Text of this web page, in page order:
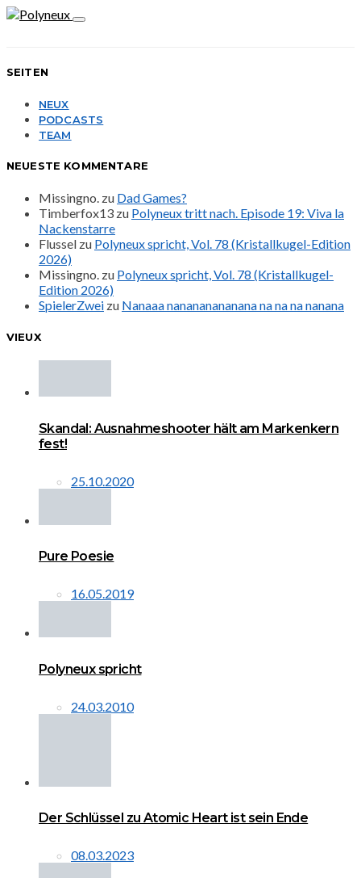
SEITEN
NEUX
PODCASTS
TEAM
NEUESTE KOMMENTARE
Missingno. zu Dad Games?
Timberfox13 zu Polyneux tritt nach. Episode 19: Viva la
Nackenstarre
Flussel zu Polyneux spricht, Vol. 78 (Kristallkugel-Edition
2026)
Missingno. zu Polyneux spricht, Vol. 78 (Kristallkugel-
Edition 2026)
SpielerZwei zu Nanaaa nanananananana na na na nanana
VIEUX
Skandal: Ausnahmeshooter hält am Markenkern
fest!
25.10.2020
Pure Poesie
16.05.2019
Polyneux spricht
24.03.2010
Der Schlüssel zu Atomic Heart ist sein Ende
08.03.2023